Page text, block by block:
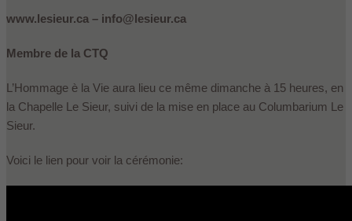
www.lesieur.ca – info@lesieur.ca
Membre de la CTQ
L’Hommage è la Vie aura lieu ce même dimanche à 15 heures, en
la Chapelle Le Sieur, suivi de la mise en place au Columbarium Le
Sieur.
Voici le lien pour voir la cérémonie: